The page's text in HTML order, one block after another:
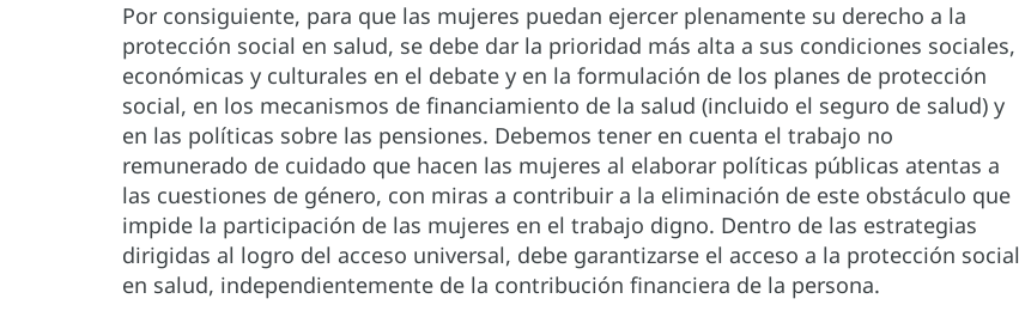
Por consiguiente, para que las mujeres puedan ejercer plenamente su derecho a la
protección social en salud, se debe dar la prioridad más alta a sus condiciones sociales,
económicas y culturales en el debate y en la formulación de los planes de protección
social, en los mecanismos de financiamiento de la salud (incluido el seguro de salud) y
en las políticas sobre las pensiones. Debemos tener en cuenta el trabajo no
remunerado de cuidado que hacen las mujeres al elaborar políticas públicas atentas a
las cuestiones de género, con miras a contribuir a la eliminación de este obstáculo que
impide la participación de las mujeres en el trabajo digno. Dentro de las estrategias
dirigidas al logro del acceso universal, debe garantizarse el acceso a la protección social
en salud, independientemente de la contribución financiera de la persona.